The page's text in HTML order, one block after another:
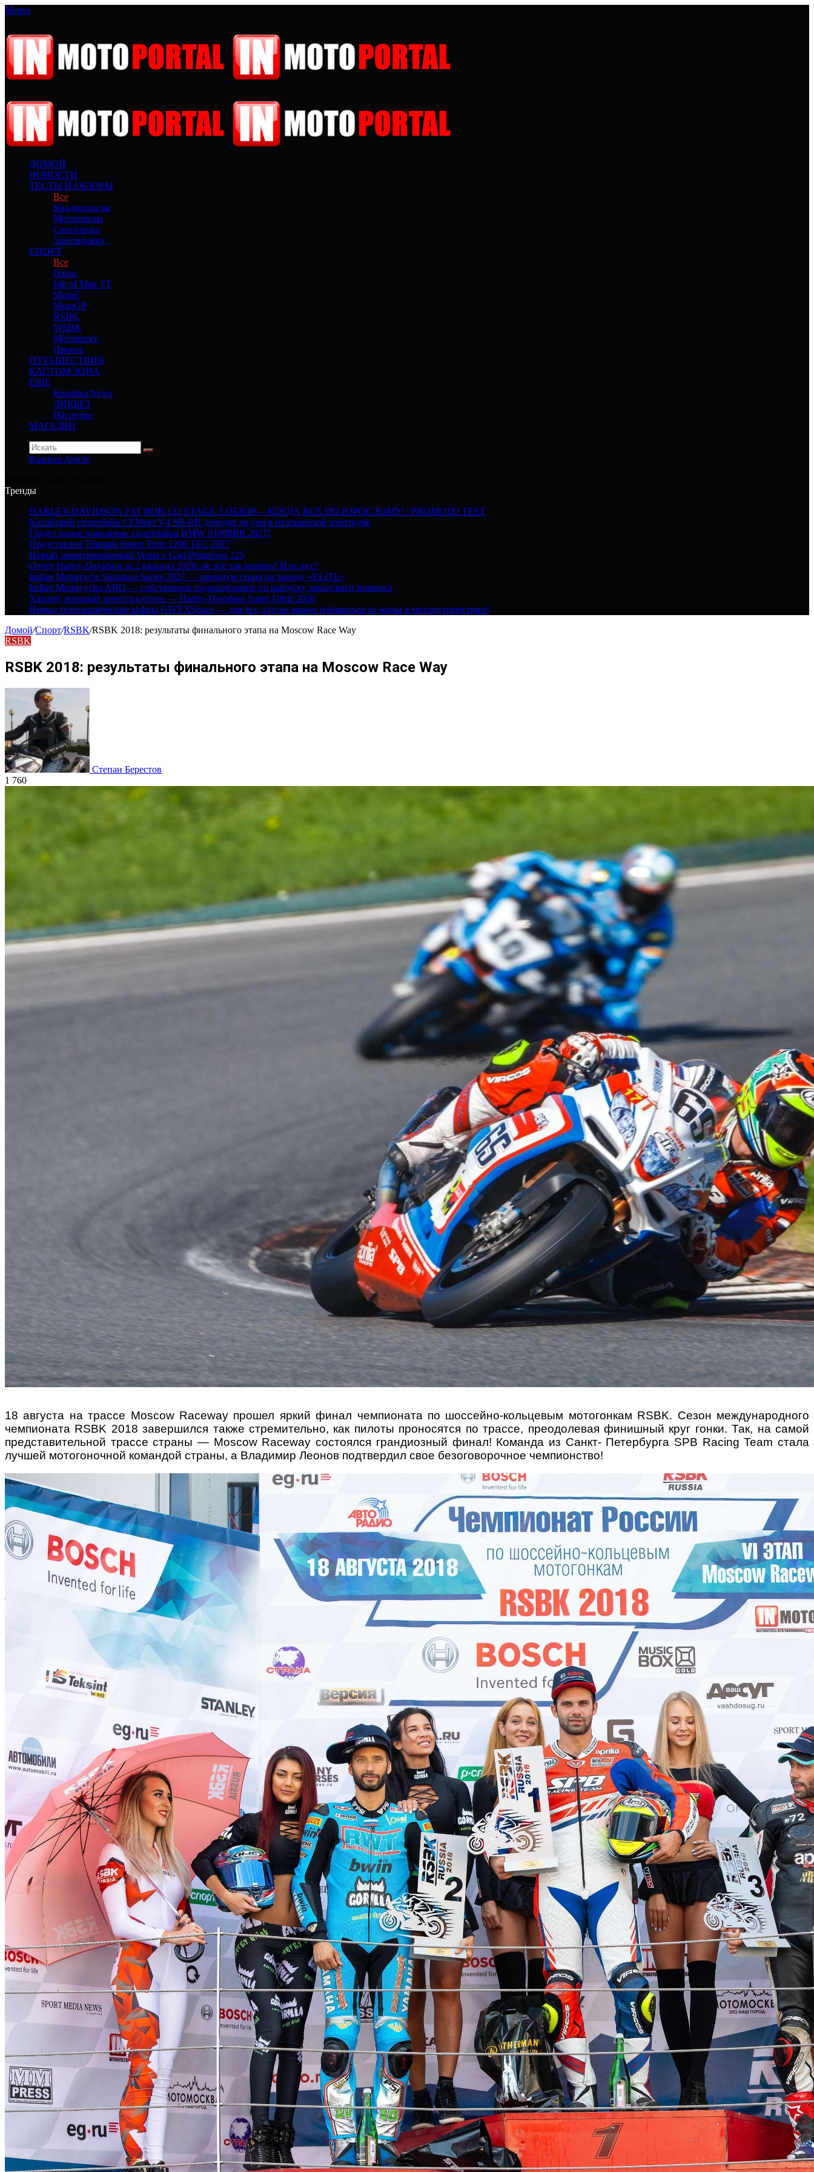
Меню
ДОМОЙ
НОВОСТИ
ТЕСТЫ И ОБЗОРЫ
Все
Квадроциклы
Мотоциклы
Снегоходы
Экипировка
СПОРТ
Все
Dakar
Isle of Man TT
MotoE
MotoGP
RSBK
WSBK
Мотокросс
Прочее
ПУТЕШЕСТВИЯ
КАСТОМ ЗОНА
ЕЩЕ
Коробка News
ЛИКБЕЗ
Наследие
МАГАЗИН
Random Article
Тренды
HARLEY-DAVIDSON FAT BOB 122 STAGE 3 ОБЗОР— КОГДА ВСЕ ПО ВЗРОСЛОМУ! | PROMOTO TEST
Китайский спортбайк CFMoto V4 SR-RR доводят до ума в итальянской аэротрубе
Грядет новое поколение спортбайка BMW S1000RR 2027!
Представлен Triumph Speed Twin 1200 TFC 2027
Новый лимитированный Vespa x Gigi Primavera 125
Отчёт Harley-Davidson за 2 квартал 2026: не всё так мрачно! Или нет?
Indian Motorcycle Signature Series 2027 — премиум серия на замену «ELITE»
Indian Motorcycles ARO — собственное подразделение по выпуску заводского тюнинга
Харлей, который хочется купить — Harley-Davidson Super Glide 2026
Новые телескопические кофры GIVI XSpace — для тех, кто не может избавиться от жены в мотопутешествии!
Домой/Спорт/RSBK/RSBK 2018: результаты финального этапа на Moscow Race Way
RSBK
RSBK 2018: результаты финального этапа на Moscow Race Way
Степан Берестов
1 760
18 августа на трассе Moscow Raceway прошел яркий финал чемпионата по шоссейно-кольцевым мотогонкам RSBK. Сезон международного
чемпионата RSBK 2018 завершился также стремительно, как пилоты проносятся по трассе, преодолевая финишный круг гонки. Так, на самой
представительной трассестраны — Moscow Raceway состоялся грандиозный финал! Команда из Санкт- Петербурга SPB RacingTeam стала
лучшей мотогоночной командой страны, а Владимир Леонов подтвердил свое безоговорочное чемпионство!